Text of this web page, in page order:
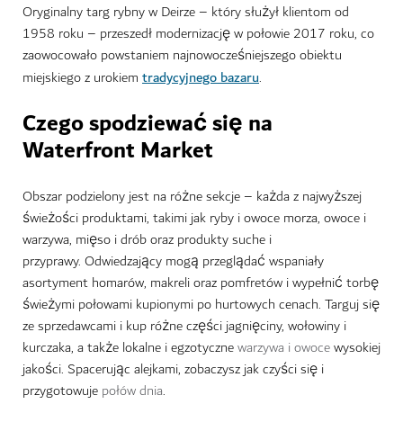
Oryginalny targ rybny w Deirze – który służył klientom od
1958 roku – przeszedł modernizację w połowie 2017 roku, co
zaowocowało powstaniem najnowocześniejszego obiektu
miejskiego z urokiem tradycyjnego bazaru.
Czego spodziewać się na
Waterfront Market
Obszar podzielony jest na różne sekcje – każda z najwyższej
świeżości produktami, takimi jak ryby i owoce morza, owoce i
warzywa, mięso i drób oraz produkty suche i
przyprawy. Odwiedzający mogą przeglądać wspaniały
asortyment homarów, makreli oraz pomfretów i wypełnić torbę
świeżymi połowami kupionymi po hurtowych cenach. Targuj się
ze sprzedawcami i kup różne części jagnięciny, wołowiny i
kurczaka, a także lokalne i egzotycznewarzywa i owocewysokiej
jakości. Spacerując alejkami, zobaczysz jak czyści się i
przygotowuje połów dnia.